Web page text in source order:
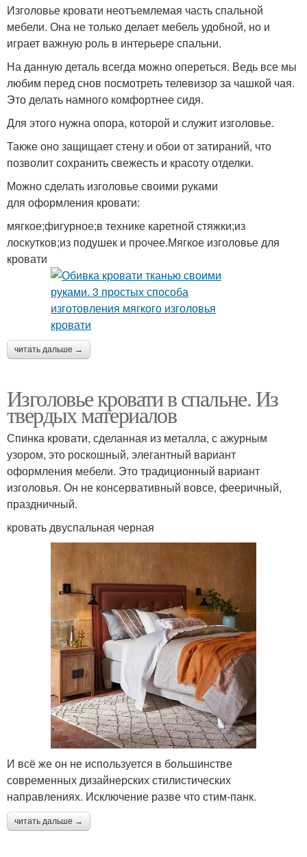
Изголовье кровати неотъемлемая часть спальной
мебели. Она не только делает мебель удобной, но и
играет важную роль в интерьере спальни.
На данную деталь всегда можно опереться. Ведь все мы
любим перед снов посмотреть телевизор за чашкой чая.
Это делать намного комфортнее сидя.
Для этого нужна опора, которой и служит изголовье.
Также оно защищает стену и обои от затираний, что
позволит сохранить свежесть и красоту отделки.
Можно сделать изголовье своими руками
для оформления кровати:
мягкое;фигурное;в технике каретной стяжки;из
лоскутков;из подушек и прочее.Мягкое изголовье для
кровати
читать дальше →
Изголовье кровати в спальне. Из
твердых материалов
Спинка кровати, сделанная из металла, с ажурным
узором, это роскошный, элегантный вариант
оформления мебели. Это традиционный вариант
изголовья. Он не консервативный вовсе, фееричный,
праздничный.
кровать двуспальная черная
И всё же он не используется в большинстве
современных дизайнерских стилистических
направлениях. Исключение разве что стим-панк.
читать дальше →